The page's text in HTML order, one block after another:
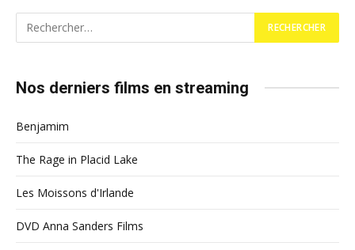
Nos derniers films en streaming
Benjamim
The Rage in Placid Lake
Les Moissons d'Irlande
DVD Anna Sanders Films